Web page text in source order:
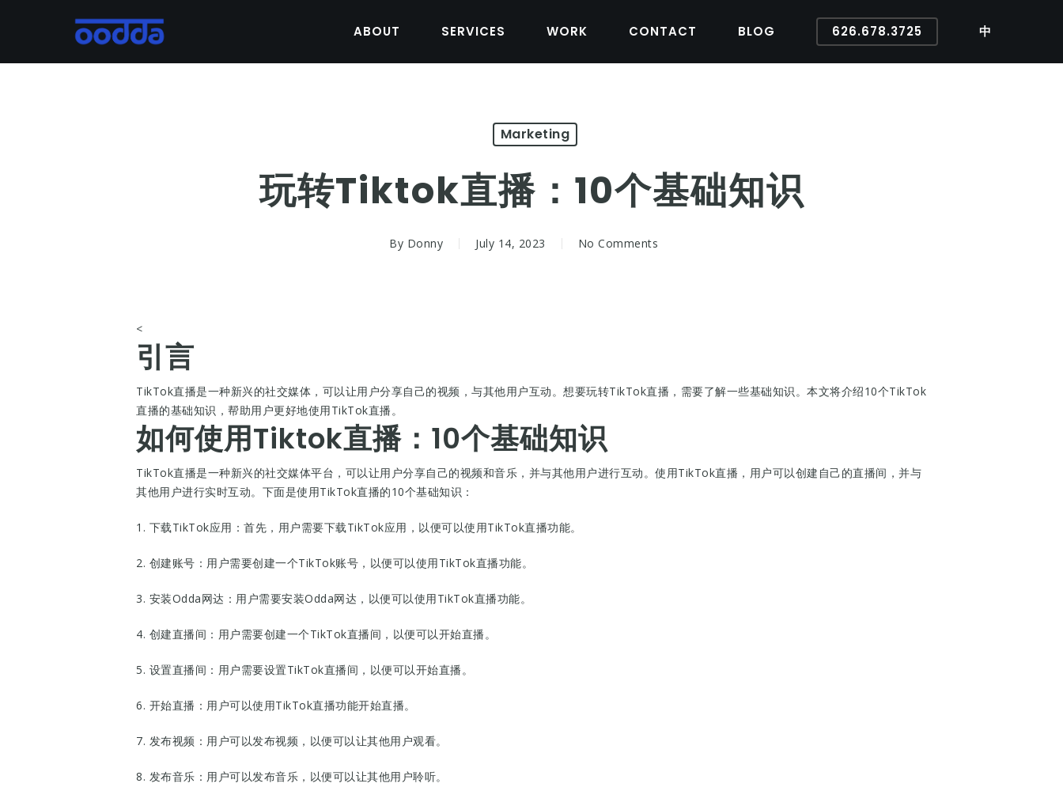
content
ABOUT SERVICES WORK CONTACT BLOG 626.678.3725 中
Marketing
玩转Tiktok直播：10个基础知识
By Donny July 14, 2023 No Comments
<
引言
TikTok直播是一种新兴的社交媒体，可以让用户分享自己的视频，与其他用户互动。想要玩转TikTok直播，需要了解一些基础知识。本文将介绍10个TikTok
直播的基础知识，帮助用户更好地使用TikTok直播。
如何使用Tiktok直播：10个基础知识
TikTok直播是一种新兴的社交媒体平台，可以让用户分享自己的视频和音乐，并与其他用户进行互动。使用TikTok直播，用户可以创建自己的直播间，并与
其他用户进行实时互动。下面是使用TikTok直播的10个基础知识：
1. 下载TikTok应用：首先，用户需要下载TikTok应用，以便可以使用TikTok直播功能。
2. 创建账号：用户需要创建一个TikTok账号，以便可以使用TikTok直播功能。
3. 安装Odda网达：用户需要安装Odda网达，以便可以使用TikTok直播功能。
4. 创建直播间：用户需要创建一个TikTok直播间，以便可以开始直播。
5. 设置直播间：用户需要设置TikTok直播间，以便可以开始直播。
6. 开始直播：用户可以使用TikTok直播功能开始直播。
7. 发布视频：用户可以发布视频，以便可以让其他用户观看。
8. 发布音乐：用户可以发布音乐，以便可以让其他用户聆听。